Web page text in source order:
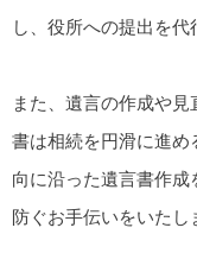
し、役所への提出を代
また、遺言の作成や
書は相続を円滑に進
向に沿った遺言書作
防ぐお手伝いをいたし